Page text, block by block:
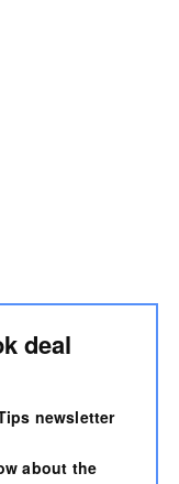
deal
newsletter
about the